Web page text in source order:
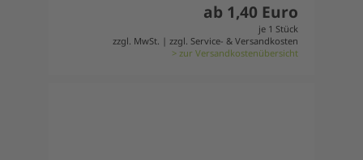
ab 1,40 Euro
je 1 Stück
zzgl. MwSt. | zzgl. Service- & Versandkosten
> zur Versandkostenübersicht